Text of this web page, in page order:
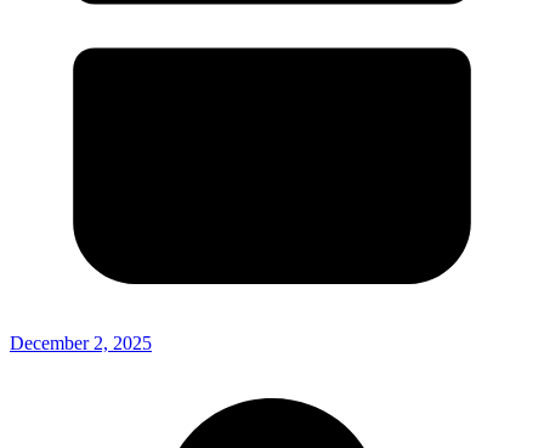
December 2, 2025